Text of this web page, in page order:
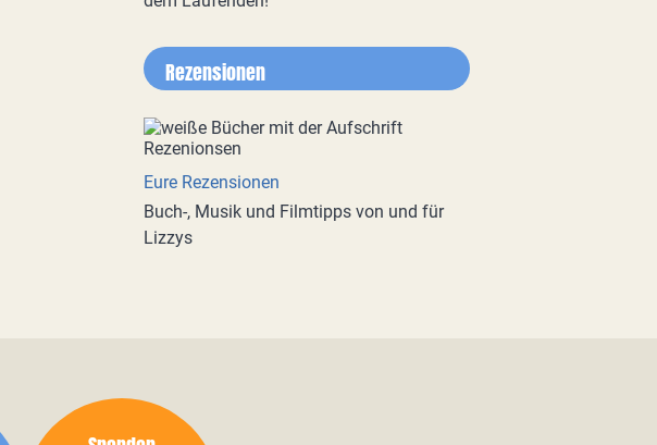
Rezensionen
Eure Rezensionen
Buch-, Musik und Filmtipps von und für
Lizzys